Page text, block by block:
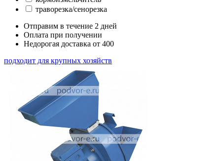
траворезка/сенорезка
Отправим в течение 2 дней
Оплата при получении
Недорогая доставка от 400
подходит для крупных хозяйств